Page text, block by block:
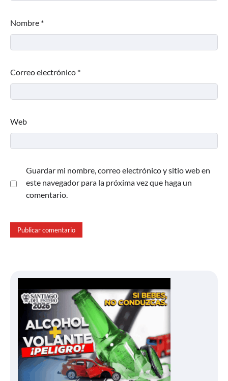
Nombre *
Correo electrónico *
Web
Guardar mi nombre, correo electrónico y sitio web en
este navegador para la próxima vez que haga un
comentario.